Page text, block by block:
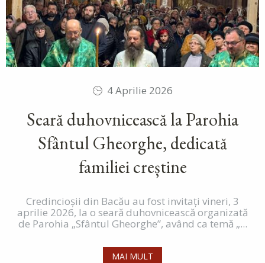
4 Aprilie 2026
Seară duhovnicească la Parohia
Sfântul Gheorghe, dedicată
familiei creștine
Credincioșii din Bacău au fost invitați vineri, 3
aprilie 2026, la o seară duhovnicească organizată
de Parohia „Sfântul Gheorghe”, având ca temă „...
MAI MULT